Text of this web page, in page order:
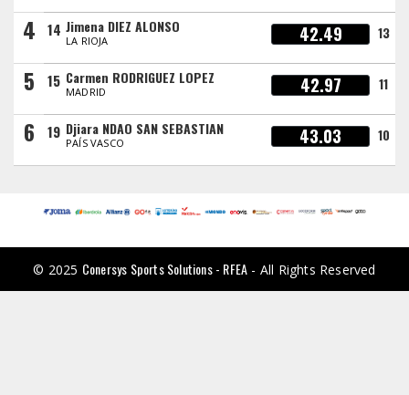
4 14 Jimena DIEZ ALONSO
LA RIOJA 42.49 13
5 15 Carmen RODRIGUEZ LOPEZ
MADRID 42.97 11
6 19 Djiara NDAO SAN SEBASTIAN
PAÍS VASCO 43.03 10
© 2025 Conersys Sports Solutions - RFEA - All Rights Reserved